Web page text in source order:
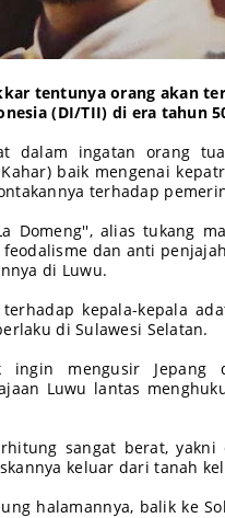
tentunya orang akan
(DI/TII) di era tahun
dalam ingatan orang
baik mengenai
terhadap
Domeng'', alias tukang
dan anti
di Luwu.
kepala-kepala
di Sulawesi Selatan.
mengusir Jepang
Luwu lantas
sangat berat,
keluar dari tanah
halamannya, balik ke